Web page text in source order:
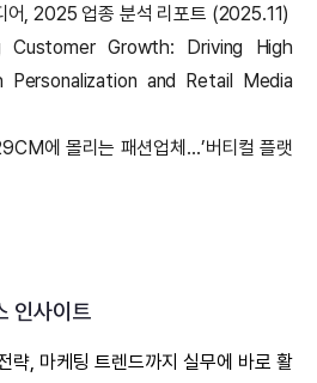
어, 2025 업종 분석 리포트 (2025.11)
Growth: Driving High
and Retail Media
에 몰리는 패션업체…’버티컬 플랫
인사이트
략, 마케팅 트렌드까지 실무에 바로 활